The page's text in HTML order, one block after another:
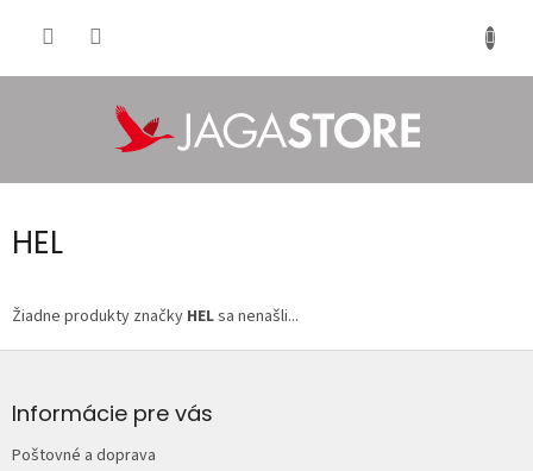
KOŠÍK
HEL
Žiadne produkty značky HELsa nenašli...
pInformácie pre vás
Poštovné a doprava